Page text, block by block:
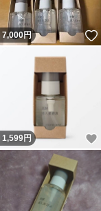
いいね！
7,000円
いいね！
1,599円